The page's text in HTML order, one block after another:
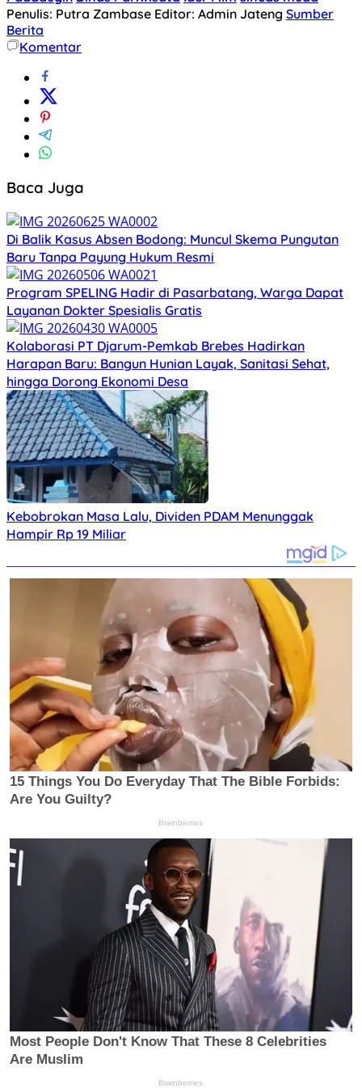
Penulis: Putra Zambase Editor: Admin Jateng Sumber
Berita
Komentar
Baca Juga
Di Balik Kasus Absen Bodong: Muncul Skema Pungutan
Baru Tanpa Payung Hukum Resmi
Program SPELING Hadir di Pasarbatang, Warga Dapat
Layanan Dokter Spesialis Gratis
Kolaborasi PT Djarum-Pemkab Brebes Hadirkan
Harapan Baru: Bangun Hunian Layak, Sanitasi Sehat,
hingga Dorong Ekonomi Desa
Kebobrokan Masa Lalu, Dividen PDAM Menunggak
Hampir Rp 19 Miliar